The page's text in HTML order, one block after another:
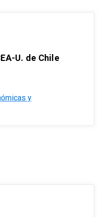
U. de Chile
y